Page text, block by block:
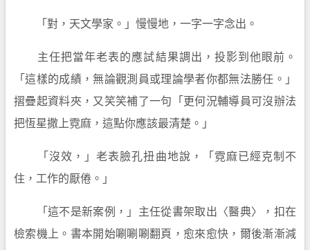
「對，天文學家。」慢慢地，一字一字念出。
主任把當年老表的應試結果調出，投影到他眼前。
「這樣的成績，無論觀測員或理論學者你都無法勝任。」
摺疊起資料夾，又笑笑補了一句「更何況輔導員可沒辦法
把恆星撒上霓麻，這點你應該最清楚。」
「沒效，」老表臉孔扭曲地說，「霓麻已經克制不
住，工作的厭倦。」
「這不是新案例，」主任從書架取出〈醫典〉，扣在
檢索機上。書本開始唰唰唰翻頁，愈來愈快，爾後漸漸減